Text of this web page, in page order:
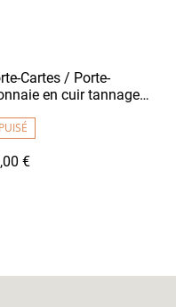
Cartes / Porte-
en cuir tannage
€